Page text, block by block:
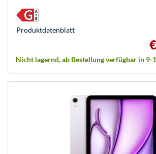
Nicht lagernd, ab Bestellung verfügbar in 9-
Produkt­datenblatt